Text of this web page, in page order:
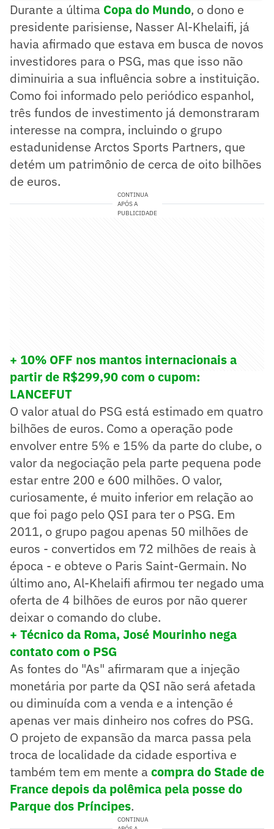
Durante a última Copa do Mundo, o dono e
presidente parisiense, Nasser Al-Khelaifi, já
havia afirmado que estava em busca de novos
investidores para o PSG, mas que isso não
diminuiria a sua influência sobre a instituição.
Como foi informado pelo periódico espanhol,
três fundos de investimento já demonstraram
interesse na compra, incluindo o grupo
estadunidense Arctos Sports Partners, que
detém um patrimônio de cerca de oito bilhões
de euros.
CONTINUA
APÓS A
PUBLICIDADE
+ 10% OFF nos mantos internacionais a
partir de R$299,90 com o cupom:
LANCEFUT
O valor atual do PSG está estimado em quatro
bilhões de euros. Como a operação pode
envolver entre 5% e 15% da parte do clube, o
valor da negociação pela parte pequena pode
estar entre 200 e 600 milhões. O valor,
curiosamente, é muito inferior em relação ao
que foi pago pelo QSI para ter o PSG. Em
2011, o grupo pagou apenas 50 milhões de
euros - convertidos em 72 milhões de reais à
época - e obteve o Paris Saint-Germain. No
último ano, Al-Khelaifi afirmou ter negado uma
oferta de 4 bilhões de euros por não querer
deixar o comando do clube.
+ Técnico da Roma, José Mourinho nega
contato com o PSG
As fontes do "As" afirmaram que a injeção
monetária por parte da QSI não será afetada
ou diminuída com a venda e a intenção é
apenas ver mais dinheiro nos cofres do PSG.
O projeto de expansão da marca passa pela
troca de localidade da cidade esportiva e
também tem em mente a compra do Stade de
France depois da polêmica pela posse do
Parque dos Príncipes.
CONTINUA